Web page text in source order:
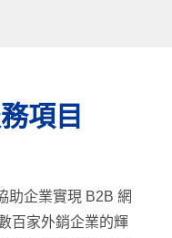
項目
助企業實現 B2B 網
百家外銷企業的輝